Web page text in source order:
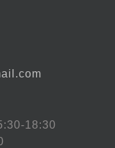
18:30